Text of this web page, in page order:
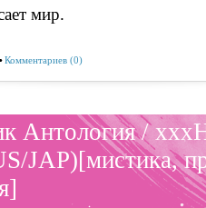
мир.
Комментариев (0)
Антология /
JAP)[мистика,